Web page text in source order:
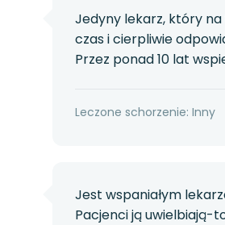
Jedyny lekarz, który
czas i cierpliwie
Przez ponad 10 lat
Leczone schorzenie: Inny
Jest wspaniałym
Pacjenci ją uwielbiają-